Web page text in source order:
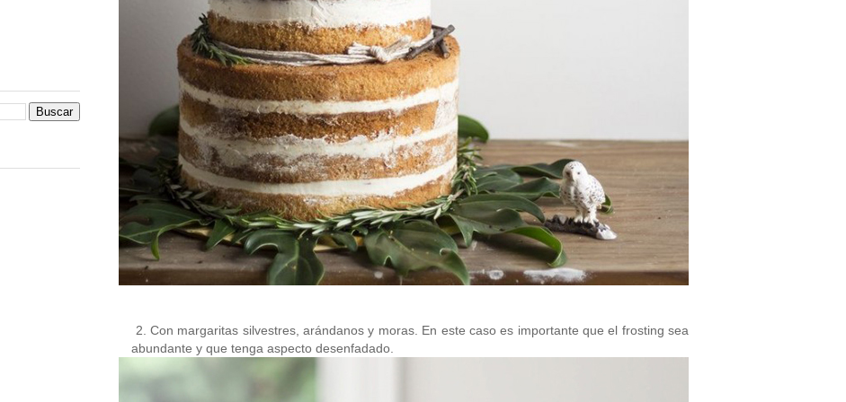
2. Con margaritas silvestres, arándanos y moras. En este caso es importante que el frosting sea
abundante y que tenga aspecto desenfadado.